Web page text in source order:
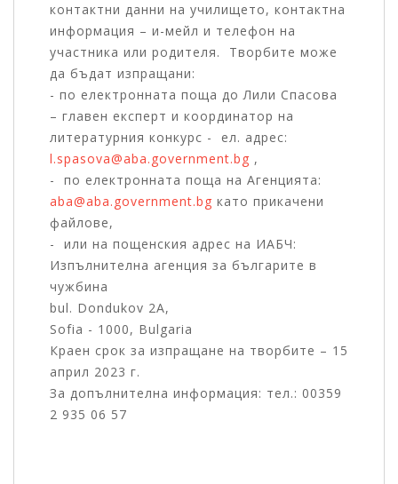
контактни данни на училището, контактна
информация – и-мейл и телефон на
участника или родителя. Творбите може
да бъдат изпращани:
- по електронната поща до Лили Спасова
– главен експерт и координатор на
литературния конкурс - ел. адрес:
l.spasova@aba.government.bg ,
- по електронната поща на Агенцията:
aba@aba.government.bg като прикачени
файлове,
- или на пощенския адрес на ИАБЧ:
Изпълнителна агенция за българите в
чужбина
bul. Dondukov 2А,
Sofia - 1000, Bulgaria
Краен срок за изпращане на творбите – 15
април 2023 г.
За допълнителна информация: тел.: 00359
2 935 06 57